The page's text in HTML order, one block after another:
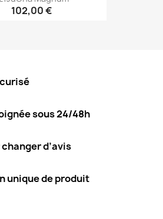
102,00 €
sous 24/48h
d’avis
unique de produit